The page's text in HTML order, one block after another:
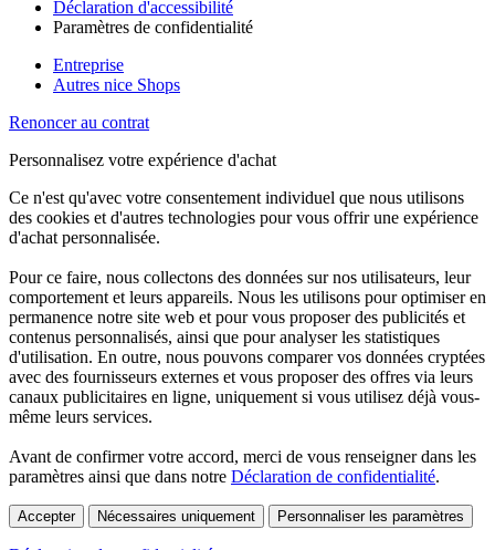
Déclaration d'accessibilité
Paramètres de confidentialité
Entreprise
Autres nice Shops
Renoncer au contrat
Personnalisez votre expérience d'achat
Ce n'est qu'avec votre consentement individuel que nous utilisons
des cookies et d'autres technologies pour vous offrir une expérience
d'achat personnalisée.
Pour ce faire, nous collectons des données sur nos utilisateurs, leur
comportement et leurs appareils. Nous les utilisons pour optimiser en
permanence notre site web et pour vous proposer des publicités et
contenus personnalisés, ainsi que pour analyser les statistiques
d'utilisation. En outre, nous pouvons comparer vos données cryptées
avec des fournisseurs externes et vous proposer des offres via leurs
canaux publicitaires en ligne, uniquement si vous utilisez déjà vous-
même leurs services.
Avant de confirmer votre accord, merci de vous renseigner dans les
paramètres ainsi que dans notre Déclaration de confidentialité.
Accepter Nécessaires uniquement Personnaliser les paramètres